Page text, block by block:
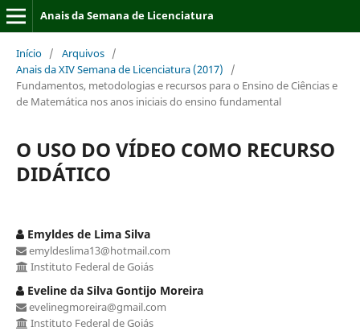
Anais da Semana de Licenciatura
Início / Arquivos /
Anais da XIV Semana de Licenciatura (2017)
/
Fundamentos, metodologias e recursos para o Ensino de Ciências e
de Matemática nos anos iniciais do ensino fundamental
O USO DO VÍDEO COMO RECURSO
DIDÁTICO
Emyldes de Lima Silva
emyldeslima13@hotmail.com
Instituto Federal de Goiás
Eveline da Silva Gontijo Moreira
evelinegmoreira@gmail.com
Instituto Federal de Goiás